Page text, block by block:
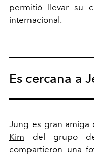
permitió llevar su
internacional.
Es cercana a
Jung es gran amiga
Kim del grupo
compartieron una